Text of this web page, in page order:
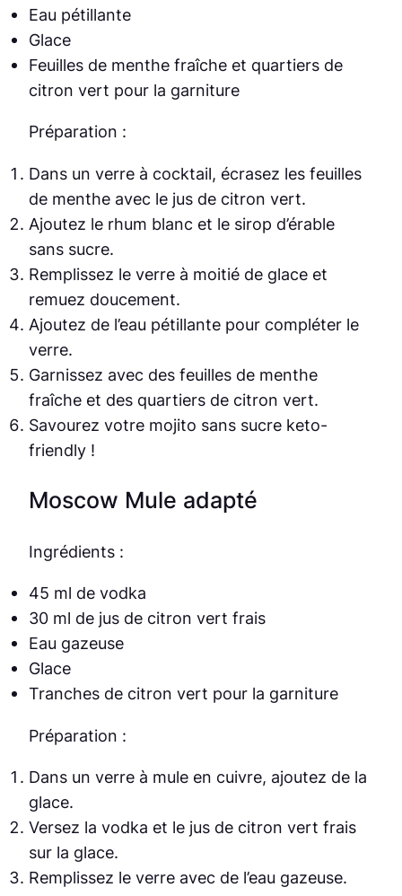
Eau pétillante
Glace
Feuilles de menthe fraîche et quartiers de
citron vert pour la garniture
Préparation :
Dans un verre à cocktail, écrasez les feuilles
de menthe avec le jus de citron vert.
Ajoutez le rhum blanc et le sirop d’érable
sans sucre.
Remplissez le verre à moitié de glace et
remuez doucement.
Ajoutez de l’eau pétillante pour compléter le
verre.
Garnissez avec des feuilles de menthe
fraîche et des quartiers de citron vert.
Savourez votre mojito sans sucre keto-
friendly !
Moscow Mule adapté
Ingrédients :
45 ml de vodka
30 ml de jus de citron vert frais
Eau gazeuse
Glace
Tranches de citron vert pour la garniture
Préparation :
Dans un verre à mule en cuivre, ajoutez de la
glace.
Versez la vodka et le jus de citron vert frais
sur la glace.
Remplissez le verre avec de l’eau gazeuse.